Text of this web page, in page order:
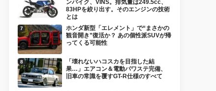
ンバイク、VINS。排気量は249.5cc、
83HPを絞り出す。そのエンジンの技術
とは
ホンダ新型「エレメント」で“まさかの
観音開き”復活か？ あの個性派SUVが帰
ってくる可能性
「壊れないハコスカを目指した結
果…」エアコン＆電動パワステ完備、
旧車の常識を覆すGT-R仕様のすべて